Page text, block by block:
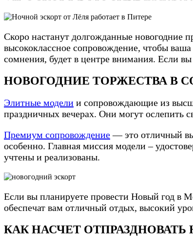
Скоро настанут долгожданные новогодние
высококлассное сопровождение, чтобы
сомнения, будет в центре внимания. Если
НОВОГОДНИЕ ТОРЖЕСТВА В
Элитные модели и сопровождающие из
праздничных вечерах. Они могут ослепить
Премиум сопровождение— это отличный
особенно. Главная миссия модели –
учтены и реализованы.
Если вы планируете провести Новый год в
обеспечат вам отличный отдых, высокий
КАК НАСЧЕТ